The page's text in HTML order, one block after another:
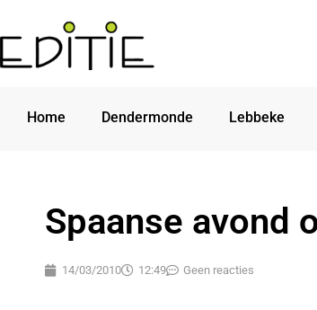
Home Dendermonde Lebbeke
Spaanse avond
14/03/2010 12:49 Geen reacties